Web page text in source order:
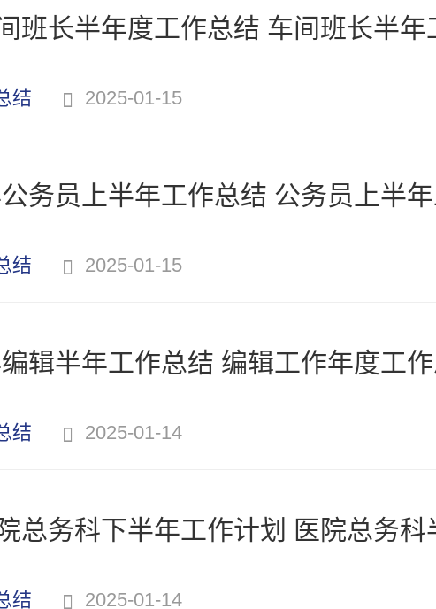
班长半年度工作总结 车间班长半
结 2025-01-15
务员上半年工作总结 公务员上半
结 2025-01-15
辑半年工作总结 编辑工作年度工
结 2025-01-14
总务科下半年工作计划 医院总务
结 2025-01-14